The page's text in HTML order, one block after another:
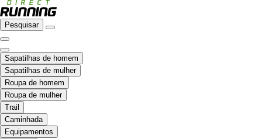
Pesquisar
Sapatilhas de homem
Sapatilhas de mulher
Roupa de homem
Roupa de mulher
Trail
Caminhada
Equipamentos